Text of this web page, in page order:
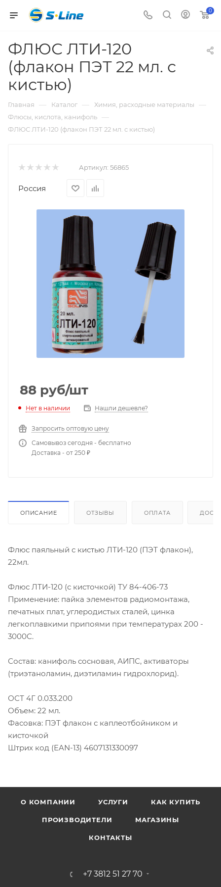
0
ФЛЮС ЛТИ-120
(флакон ПЭТ 22 мл. с
кистью)
Главная — Каталог — Химия, расходные материалы —
Флюсы, кислота, канифоль —
ФЛЮС ЛТИ-120 (флакон ПЭТ 22 мл. с кистью)
Артикул: 56865
Россия
88 руб/шт
Нет в наличии Нашли дешевле?
Запросить оптовую цену
Самовывоз сегодня - бесплатно
Доставка - от 250 ₽
ОПИСАНИЕ ОТЗЫВЫ ОПЛАТА
Флюс паяльный с кистью ЛТИ-120 (ПЭТ флакон),
22мл.
Флюс ЛТИ-120 (с кисточкой) ТУ 84-406-73
Применение: пайка элементов радиомонтажа,
печатных плат, углеродистых сталей, цинка
легкоплавкими припоями при температурах 200 -
3000C.
Состав: канифоль сосновая, АИПС, активаторы
(триэтаноламин, диэтиламин гидрохлорид).
ОСТ 4Г 0.033.200
Объем: 22 мл.
Фасовка: ПЭТ флакон с каплеотбойником и
кисточкой
Штрих код (EAN-13) 4607131330097
О КОМПАНИИ УСЛУГИ КАК КУПИТЬ
ПРОИЗВОДИТЕЛИ МАГАЗИНЫ
КОНТАКТЫ
+7 3812 51 27 70